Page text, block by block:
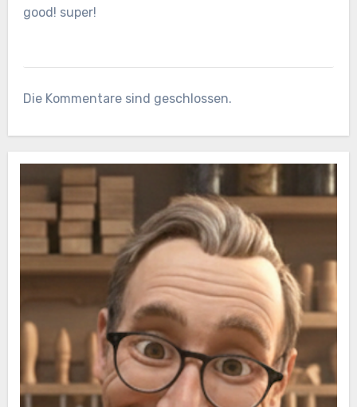
good! super!
Die Kommentare sind geschlossen.